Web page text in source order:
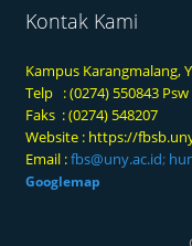
Kontak Kami
Kampus Karangmalang,
Telp : (0274) 550843 Psw
Faks : (0274) 548207
Website : https://
Email :fbs@uny.ac.id;
Googlemap